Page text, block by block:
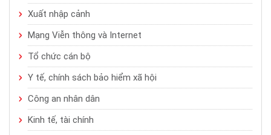
Xuất nhập cảnh
Mạng Viễn thông và Internet
Tổ chức cán bộ
Y tế, chính sách bảo hiểm xã hội
Công an nhân dân
Kinh tế, tài chính